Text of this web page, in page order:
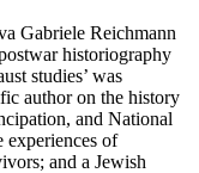
Gabriele Reichmann
historiography
studies’ was
author on the history
and National
experiences of
and a Jewish